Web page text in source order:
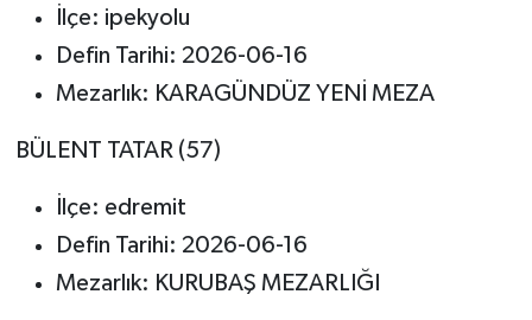
İlçe: ipekyolu
Defin Tarihi: 2026-06-16
Mezarlık: KARAGÜNDÜZ YENİ MEZA
BÜLENT TATAR (57)
İlçe: edremit
Defin Tarihi: 2026-06-16
Mezarlık: KURUBAŞ MEZARLIĞI